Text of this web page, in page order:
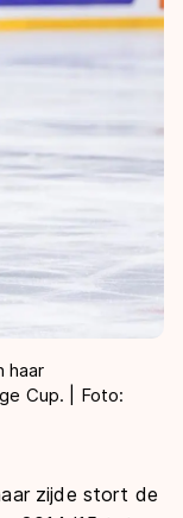
haar
Cup. | Foto:
zijde stort de